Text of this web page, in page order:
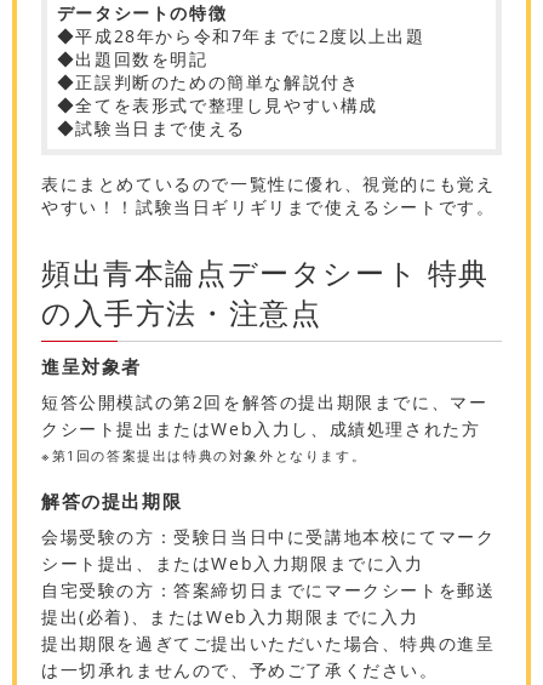
データシートの特徴
◆平成28年から令和7年までに2度以上出題
◆出題回数を明記
◆正誤判断のための簡単な解説付き
◆全てを表形式で整理し見やすい構成
◆試験当日まで使える
表にまとめているので一覧性に優れ、視覚的にも覚え
やすい！！試験当日ギリギリまで使えるシートです。
頻出青本論点データシート 特典
の入手方法・注意点
進呈対象者
短答公開模試の第2回を解答の提出期限までに、マー
クシート提出またはWeb入力し、成績処理された方
※第1回の答案提出は特典の対象外となります。
解答の提出期限
会場受験の方：受験日当日中に受講地本校にてマーク
シート提出、またはWeb入力期限までに入力
自宅受験の方：答案締切日までにマークシートを郵送
提出(必着)、またはWeb入力期限までに入力
提出期限を過ぎてご提出いただいた場合、特典の進呈
は一切承れませんので、予めご了承ください。